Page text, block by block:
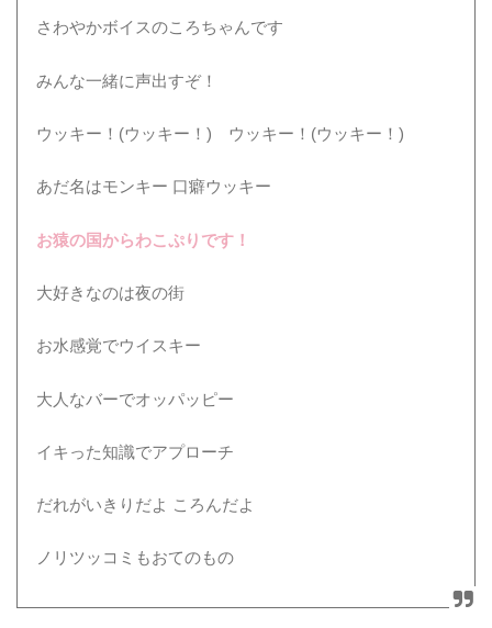
さわやかボイスのころちゃんです
みんな一緒に声出すぞ！
ウッキー！(ウッキー！) ウッキー！(ウッキー！)
あだ名はモンキー 口癖ウッキー
お猿の国からわこぷりです！
大好きなのは夜の街
お水感覚でウイスキー
大人なバーでオッパッピー
イキった知識でアプローチ
だれがいきりだよ ころんだよ
ノリツッコミもおてのもの